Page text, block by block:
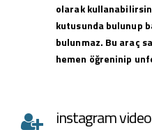
olarak
kutusunda bulunup
bulunmaz. Bu araç
hemen öğreninip
instagram